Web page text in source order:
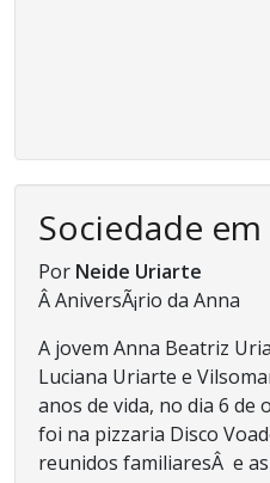
Sociedade
Por Neide Uriarte
Â AniversÃ¡rio da Anna
A jovem Anna Beatriz
Luciana Uriarte e
anos de vida, no dia 6 de
foi na pizzaria Disco
reunidos familiaresÂ e